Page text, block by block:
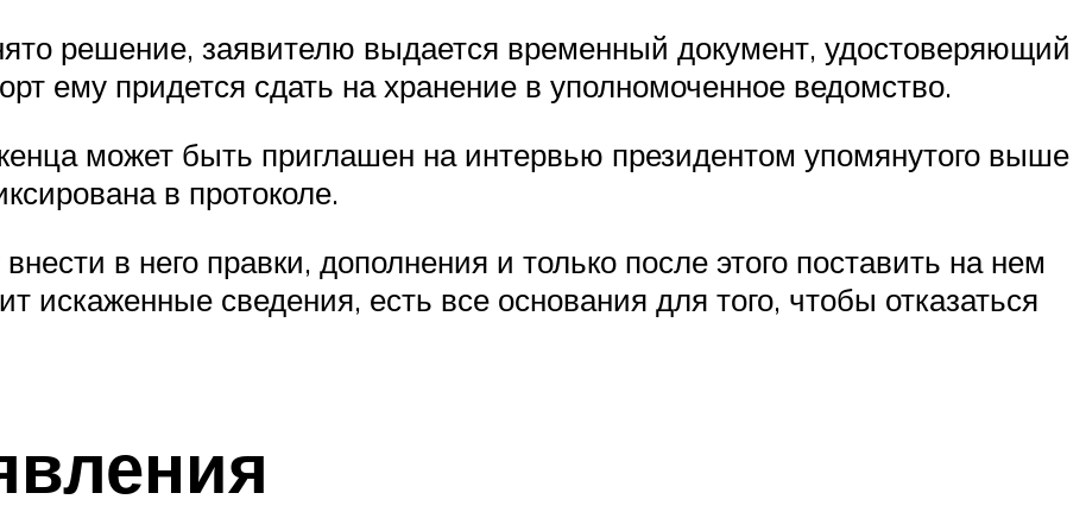
решение, заявителю выдается временный документ, удостоверяющий
ему придется сдать на хранение в уполномоченное ведомство.
может быть приглашен на интервью президентом упомянутого выше
в протоколе.
в него правки, дополнения и только после этого поставить на нем
искаженные сведения, есть все основания для того, чтобы отказаться